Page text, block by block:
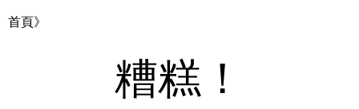
首頁》
糟糕！